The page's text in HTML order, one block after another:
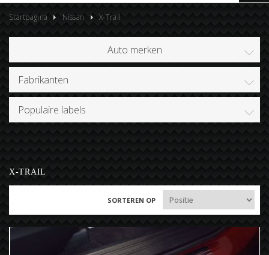
Startpagina Nissan X-Trail
Auto merken
Fabrikanten
Populaire labels
X-TRAIL
SORTEREN OP